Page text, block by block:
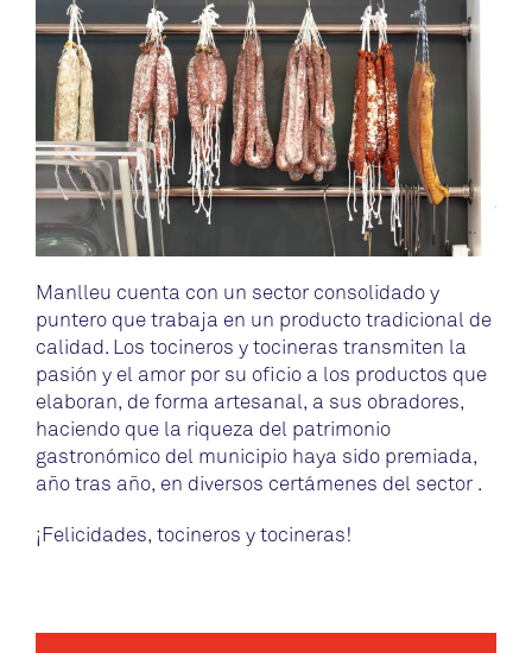
Manlleu cuenta con un sector consolidado y
puntero que trabaja en un producto tradicional de
calidad. Los tocineros y tocineras transmiten la
pasión y el amor por su oficio a los productos que
elaboran, de forma artesanal, a sus obradores,
haciendo que la riqueza del patrimonio
gastronómico del municipio haya sido premiada,
año tras año, en diversos certámenes del sector .
¡Felicidades, tocineros y tocineras!